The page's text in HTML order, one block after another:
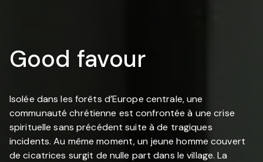
Good favour
Isolée dans les forêts d’Europe centrale, une
communauté chrétienne est confrontée à une crise
spirituelle sans précédent suite à de tragiques
incidents. Au même moment, un jeune homme couvert
de cicatrices surgit de nulle part dans le village. La